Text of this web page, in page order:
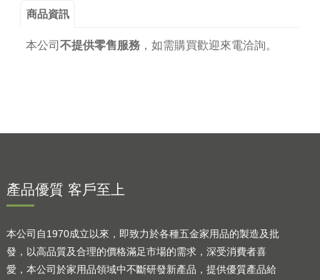
商品資訊
本公司 不提供零售服務， 如需購買歡迎來電洽詢。
產品優質 客戶至上
本公司自1970成立以來，即致力於各種五金家用品的製造及批
發，以高品質及合理的價格滿足市場的需求，深受消費者喜
愛，本公司於家用品領域中不斷研發新產品，提供優質產品給